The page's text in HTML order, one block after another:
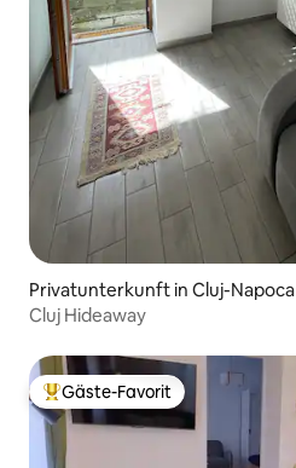
Privatunterkunft in Cluj-Napoca
Cluj Hideaway
Beliebter Gäste-Favorit.
Gäste-Favorit